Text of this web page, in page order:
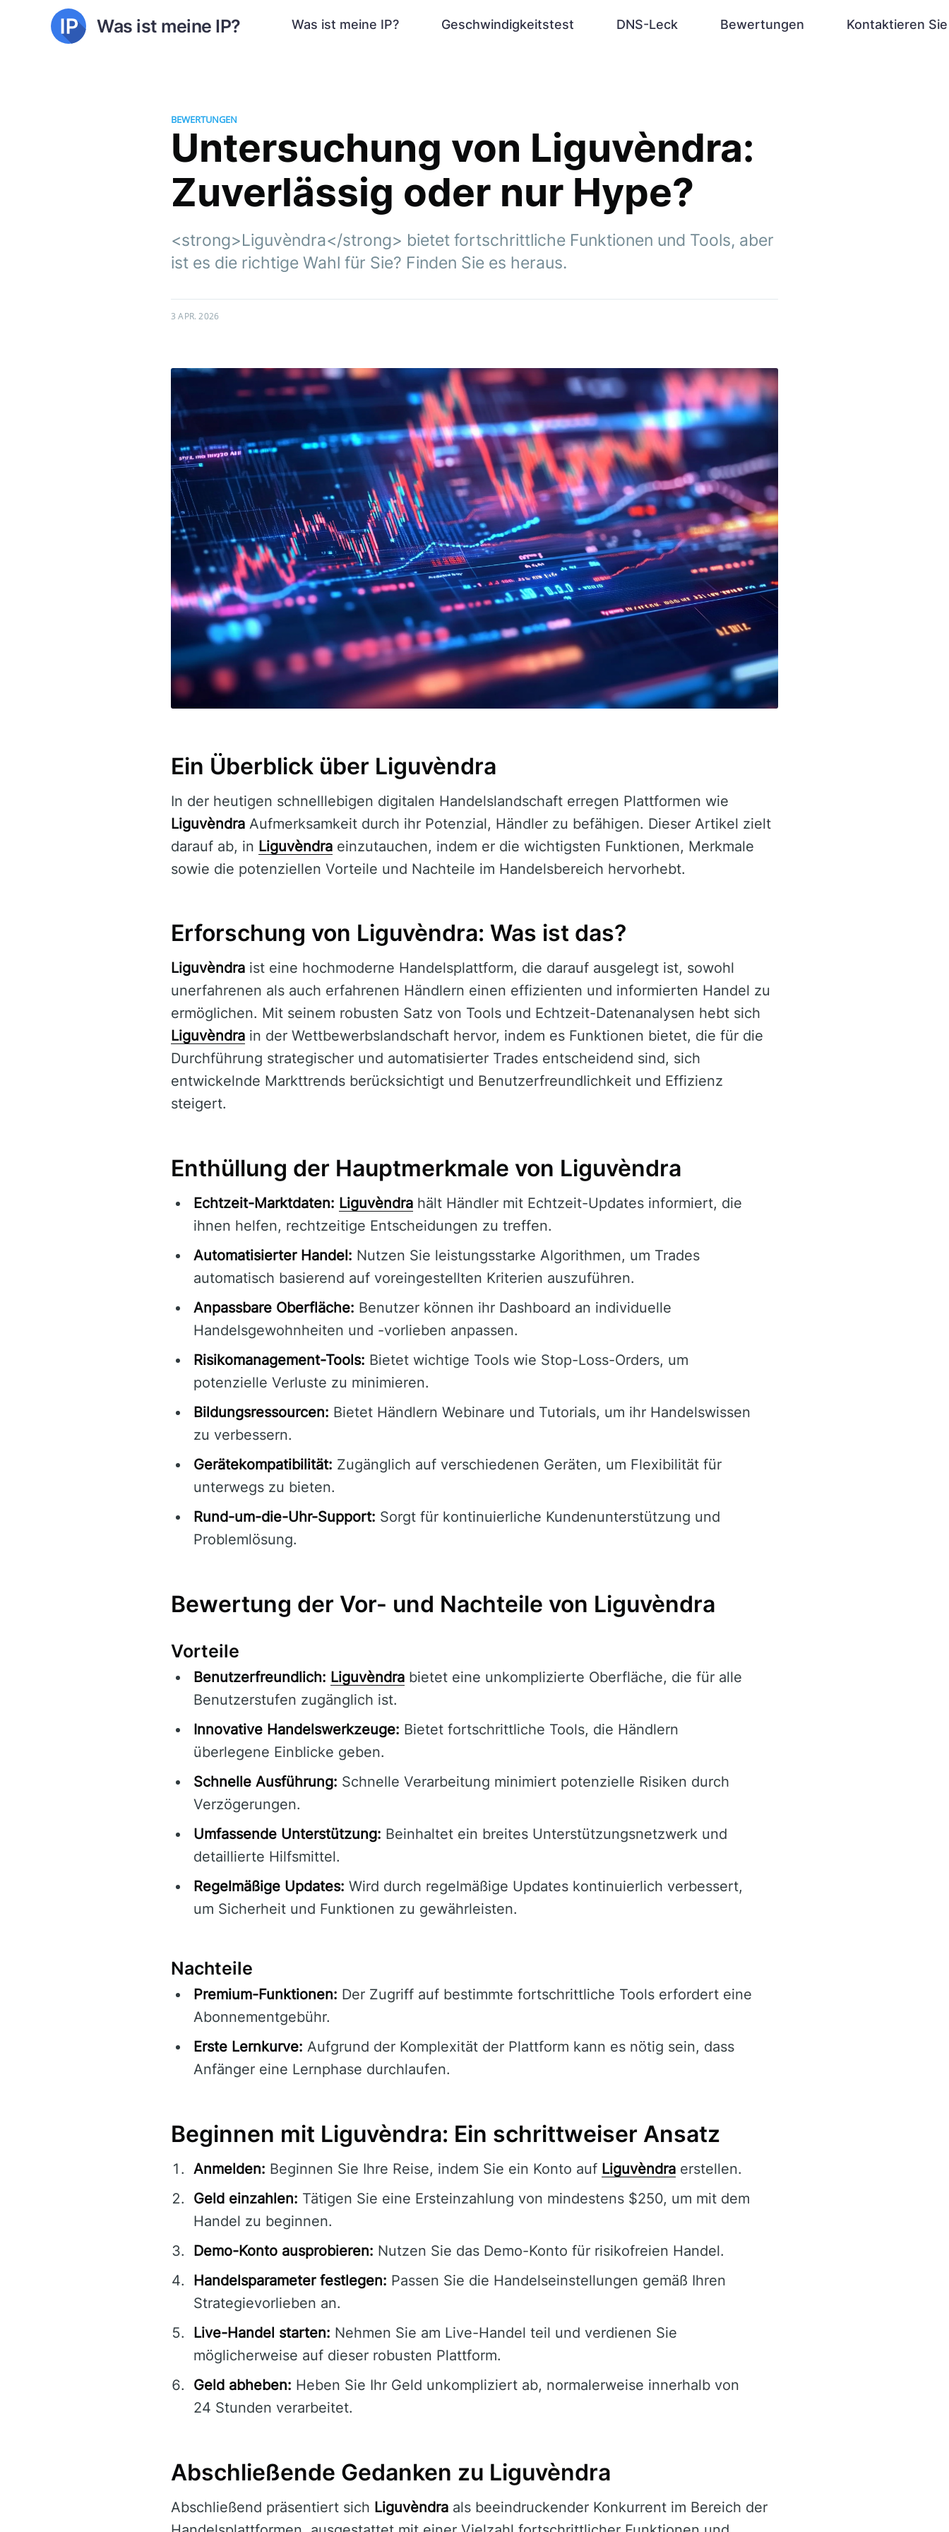
Was ist meine IP? Was ist meine IP? Geschwindigkeitstest DNS-Leck Bewertungen Kontaktieren
BEWERTUNGEN
Untersuchung von Liguvèndra:
Zuverlässig oder nur Hype?
<strong>Liguvèndra</strong> bietet fortschrittliche Funktionen und Tools, aber
ist es die richtige Wahl für Sie? Finden Sie es heraus.
3 APR. 2026
Ein Überblick über Liguvèndra
In der heutigen schnelllebigen digitalen Handelslandschaft erregen Plattformen wie
Liguvèndra Aufmerksamkeit durch ihr Potenzial, Händler zu befähigen. Dieser Artikel zielt
darauf ab, in Liguvèndra einzutauchen, indem er die wichtigsten Funktionen, Merkmale
sowie die potenziellen Vorteile und Nachteile im Handelsbereich hervorhebt.
Erforschung von Liguvèndra: Was ist das?
Liguvèndra ist eine hochmoderne Handelsplattform, die darauf ausgelegt ist, sowohl
unerfahrenen als auch erfahrenen Händlern einen effizienten und informierten Handel zu
ermöglichen. Mit seinem robusten Satz von Tools und Echtzeit-Datenanalysen hebt sich
Liguvèndra in der Wettbewerbslandschaft hervor, indem es Funktionen bietet, die für die
Durchführung strategischer und automatisierter Trades entscheidend sind, sich
entwickelnde Markttrends berücksichtigt und Benutzerfreundlichkeit und Effizienz
steigert.
Enthüllung der Hauptmerkmale von Liguvèndra
Echtzeit-Marktdaten: Liguvèndra hält Händler mit Echtzeit-Updates informiert, die
ihnen helfen, rechtzeitige Entscheidungen zu treffen.
Automatisierter Handel: Nutzen Sie leistungsstarke Algorithmen, um Trades
automatisch basierend auf voreingestellten Kriterien auszuführen.
Anpassbare Oberfläche: Benutzer können ihr Dashboard an individuelle
Handelsgewohnheiten und -vorlieben anpassen.
Risikomanagement-Tools: Bietet wichtige Tools wie Stop-Loss-Orders, um
potenzielle Verluste zu minimieren.
Bildungsressourcen: Bietet Händlern Webinare und Tutorials, um ihr Handelswissen
zu verbessern.
Gerätekompatibilität: Zugänglich auf verschiedenen Geräten, um Flexibilität für
unterwegs zu bieten.
Rund-um-die-Uhr-Support: Sorgt für kontinuierliche Kundenunterstützung und
Problemlösung.
Bewertung der Vor- und Nachteile von Liguvèndra
Vorteile
Benutzerfreundlich: Liguvèndra bietet eine unkomplizierte Oberfläche, die für alle
Benutzerstufen zugänglich ist.
Innovative Handelswerkzeuge: Bietet fortschrittliche Tools, die Händlern
überlegene Einblicke geben.
Schnelle Ausführung: Schnelle Verarbeitung minimiert potenzielle Risiken durch
Verzögerungen.
Umfassende Unterstützung: Beinhaltet ein breites Unterstützungsnetzwerk und
detaillierte Hilfsmittel.
Regelmäßige Updates: Wird durch regelmäßige Updates kontinuierlich verbessert,
um Sicherheit und Funktionen zu gewährleisten.
Nachteile
Premium-Funktionen: Der Zugriff auf bestimmte fortschrittliche Tools erfordert eine
Abonnementgebühr.
Erste Lernkurve: Aufgrund der Komplexität der Plattform kann es nötig sein, dass
Anfänger eine Lernphase durchlaufen.
Beginnen mit Liguvèndra: Ein schrittweiser Ansatz
Anmelden: Beginnen Sie Ihre Reise, indem Sie ein Konto auf Liguvèndra erstellen.
Geld einzahlen: Tätigen Sie eine Ersteinzahlung von mindestens $250, um mit dem
Handel zu beginnen.
Demo-Konto ausprobieren: Nutzen Sie das Demo-Konto für risikofreien Handel.
Handelsparameter festlegen: Passen Sie die Handelseinstellungen gemäß Ihren
Strategievorlieben an.
Live-Handel starten: Nehmen Sie am Live-Handel teil und verdienen Sie
möglicherweise auf dieser robusten Plattform.
Geld abheben: Heben Sie Ihr Geld unkompliziert ab, normalerweise innerhalb von
24 Stunden verarbeitet.
Abschließende Gedanken zu Liguvèndra
Abschließend präsentiert sich Liguvèndra als beeindruckender Konkurrent im Bereich der